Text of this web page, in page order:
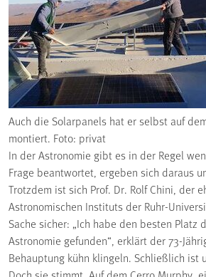
Auch die Solarpanels hat er selbst auf
montiert. Foto: privat
In der Astronomie gibt es in der Regel
Frage beantwortet, ergeben sich daraus
Trotzdem ist sich Prof. Dr. Rolf Chini, der
Astronomischen Instituts der Ruhr-
Sache sicher: „Ich habe den besten Platz
Astronomie gefunden“, erklärt der 73-
Behauptung kühn klingeln. Schließlich ist